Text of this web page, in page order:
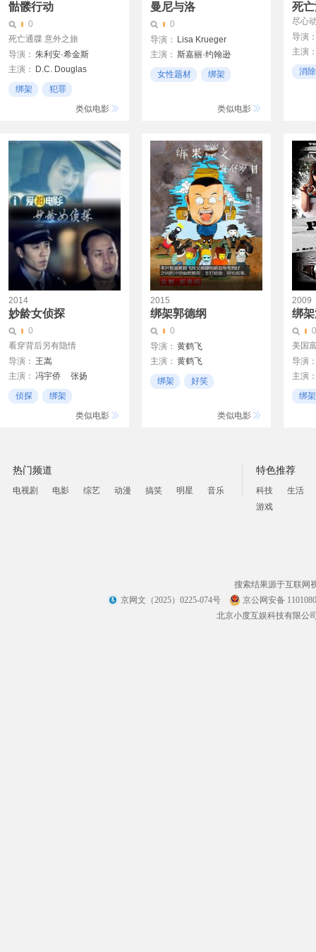
骷髅行动
0
死亡通牒 意外之旅
导演： 朱利安·希金斯
主演：
D.C. Douglas
杰米·华兹
卡莉·尼特
绑架
犯罪
类似电影
曼尼与洛
0
导演：
Lisa Krueger
主演： 斯嘉丽·约翰逊
阿莱卡萨·帕拉迪诺
Cameron Boyd
瓦内莎·约翰逊
玛丽·凯·普莱斯
女性题材
绑架
类似电影
死
尽心
导演
主演
Anita
消
2014
妙龄女侦探
0
看穿背后另有隐情
导演： 王嵩
主演： 冯宇侨
张扬
侦探
绑架
类似电影
2015
绑架郭德纲
0
导演： 黄鹤飞
主演： 黄鹤飞
绑架
好笑
类似电影
2009
绑
0
美国
导演
主演
金妮·
绑架
热门频道
电视剧 电影 综艺 动漫 搞笑 明星 音乐
特色推荐
科技
生活
游戏
搜索结果源于互联网
京网文（2025）0225-074号
京公网安备
北京小度互娱科技有限公